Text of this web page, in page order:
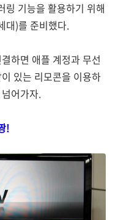
링 기능을 활용하기 위해
대)를 준비했다.
하면 애플 계정과 무선
있는 리모콘을 이용하
어가자.
!